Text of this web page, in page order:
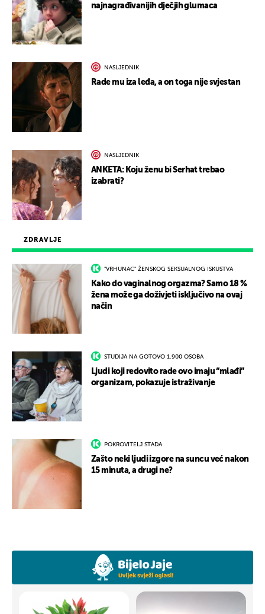
ZDRAVLJE
"VRHUNAC" ŽENSKOG SEKSUALNOG ISKUSTVA
Kako do vaginalnog orgazma? Samo 18 %
žena može ga doživjeti isključivo na ovaj
način
STUDIJA NA GOTOVO 1.900 OSOBA
Ljudi koji redovito rade ovo imaju “mlađi”
organizam, pokazuje istraživanje
POKROVITELJ STADA
Zašto neki ljudi izgore na suncu već nakon
15 minuta, a drugi ne?
najnagrađivanijih dječjih glumaca
NASLJEDNIK
Rade mu iza leđa, a on toga nije svjestan
NASLJEDNIK
ANKETA: Koju ženu bi Serhat trebao
izabrati?